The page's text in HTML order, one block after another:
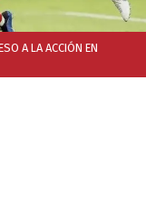
A LA ACCIÓN EN